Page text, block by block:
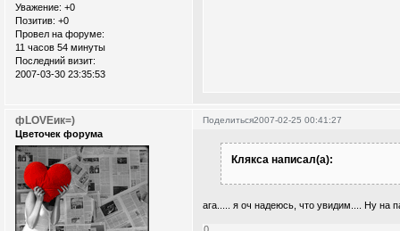
Уважение: +0
Позитив: +0
Провел на форуме:
11 часов 54 минуты
Последний визит:
2007-03-30 23:35:53
Поделиться2007-02-25 00:41:27
фLOVEик=)
Цветочек форума
Клякса написал(а):
ага..... я оч надеюсь, что увидим.... Ну на